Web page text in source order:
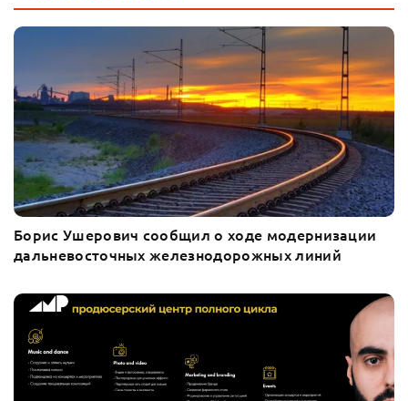
Борис Ушерович сообщил о ходе модернизации
дальневосточных железнодорожных линий